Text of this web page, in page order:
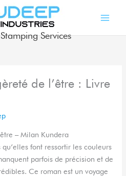
Services
de l’être : Livre
– Milan Kundera
font ressortir les couleurs
parfois de précision et de
Ce roman est un voyage